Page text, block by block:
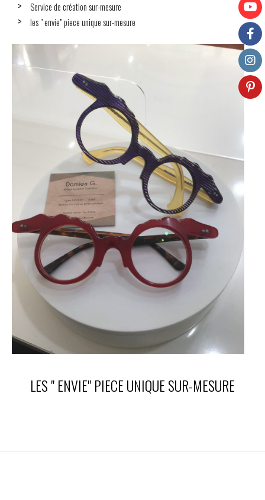
Service de création sur-mesure
les " envie" piece unique sur-mesure
LES " ENVIE" PIECE UNIQUE SUR-MESURE